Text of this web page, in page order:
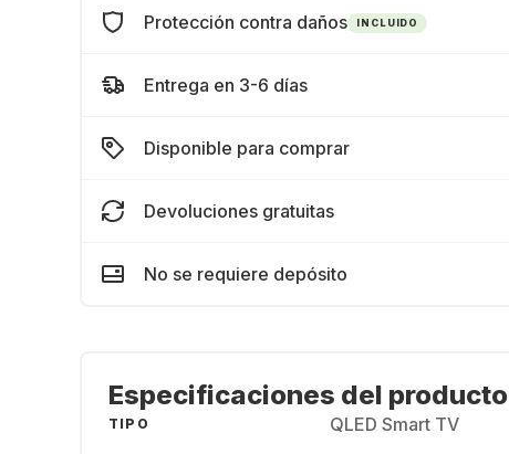
Protección contra daños INCLUIDO
Entrega en 3-6 días
Disponible para comprar
Devoluciones gratuitas
No se requiere depósito
Especificaciones del producto
TIPO QLED Smart TV